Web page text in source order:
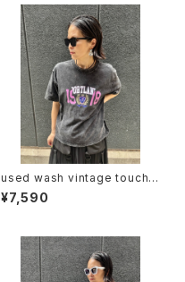
used wash vintage touch p
rint T-shirt Tシャツ ヴィンテ
ージ風 プリント ウォッシュ加工
¥7,590